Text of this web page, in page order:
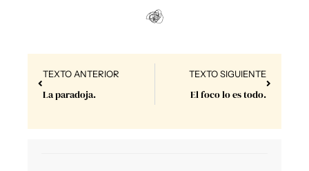
Prev
TEXTO ANTERIOR
La paradoja.
TEXTO SIGUIENTE
El foco lo es todo.
Next